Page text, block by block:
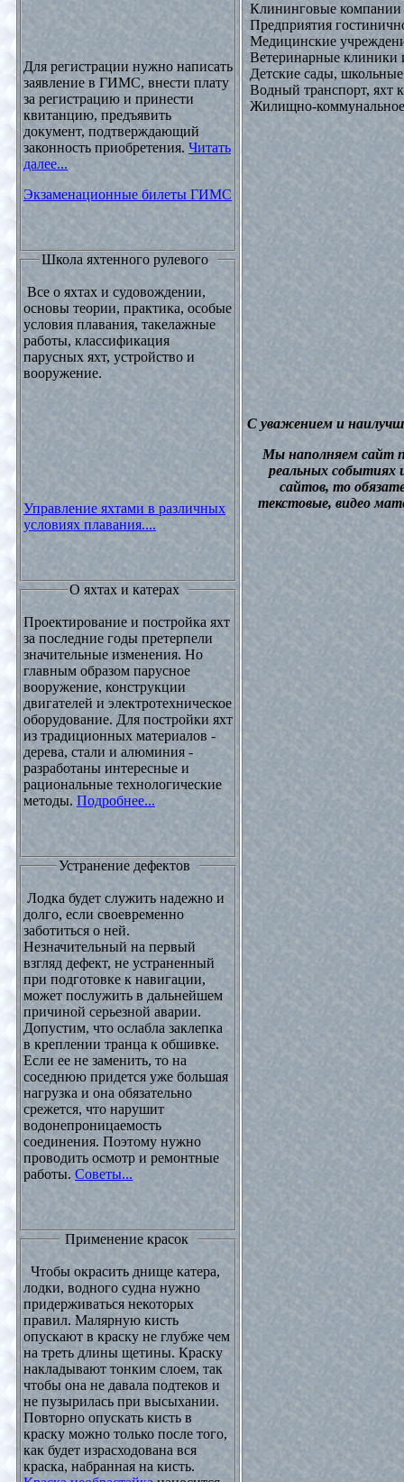
Для регистрации нужно написать
заявление в ГИМС, внести плату
за регистрацию и принести
квитанцию, предъявить
документ, подтверждающий
законность приобретения. Читать
далее...
Экзаменационные билеты ГИМС
Школа яхтенного рулевого
Все о яхтах и судовождении,
основы теории, практика, особые
условия плавания, такелажные
работы, классификация
парусных яхт, устройство и
вооружение.
Управление яхтами в различных
условиях плавания....
О яхтах и катерах
Проектирование и постройка яхт
за последние годы претерпели
значительные изменения. Но
главным образом парусное
вооружение, конструкции
двигателей и электротехническое
оборудование. Для постройки яхт
из традиционных материалов -
дерева, стали и алюминия -
разработаны интересные и
рациональные технологические
методы.Подробнее...
Устранение дефектов
Лодка будет служить надежно и
долго, если своевременно
заботиться о ней.
Незначительный на первый
взгляд дефект, не устраненный
при подготовке к навигации,
может послужить в дальнейшем
причиной серьезной аварии.
Допустим, что ослабла заклепка
в креплении транца к обшивке.
Если ее не заменить, то на
соседнюю придется уже большая
нагрузка и она обязательно
срежется, что нарушит
водонепроницаемость
соединения. Поэтому нужно
проводить осмотр и ремонтные
работы. Советы...
Применение красок
лодки, водного судна нужно
придерживаться некоторых
правил. Малярную кисть
опускают в краску не глубже чем
на треть длины щетины. Краску
накладывают тонким слоем, так
чтобы она не давала подтеков и
не пузырилась при высыхании.
Повторно опускать кисть в
краску можно только после того,
как будет израсходована вся
краска, набранная на кисть.
Клининговые компании
Предприятия
Медицинские
Ветеринарные клиники
Детские сады,
Водный транспорт,
Жилищно-коммунальное
С уважением и
Мы наполняем сайт
реальных событиях
сайтов, то
текстовые, видео